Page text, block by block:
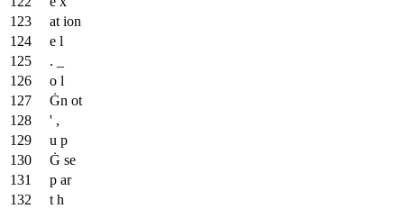
at ion
e l
. _
o l
Ġn ot
' ,
u p
Ġ se
p ar
t h